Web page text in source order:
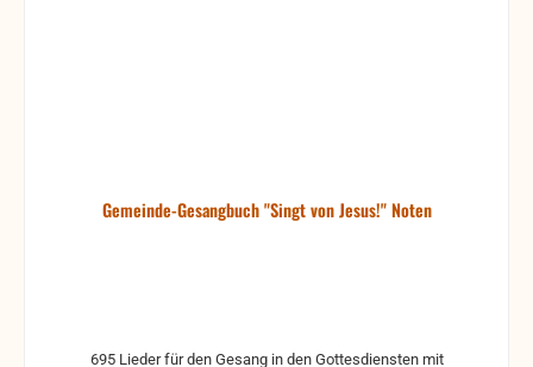
Gemeinde-Gesangbuch "Singt von Jesus!" Noten
695 Lieder für den Gesang in den Gottesdiensten mit